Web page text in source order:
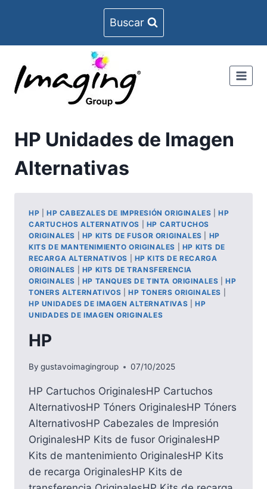
Buscar
HP Unidades de Imagen
Alternativas
HP HP CABEZALES DE IMPRESIÓN ORIGINALES |HP
CARTUCHOS ALTERNATIVOS
HP CARTUCHOS
ORIGINALES
HP KITS DE FUSOR ORIGINALES
HP
KITS DE MANTENIMIENTO ORIGINALES
HP KITS DE
RECARGA ALTERNATIVOS
HP KITS DE RECARGA
ORIGINALES
HP KITS DE TRANSFERENCIA
ORIGINALES
HP TANQUES DE TINTA ORIGINALES |HP
TONERS ALTERNATIVOS |HP TONERS ORIGINALES
HP UNIDADES DE IMAGEN ALTERNATIVAS |HP
UNIDADES DE IMAGEN ORIGINALES
HP
By gustavoimagingroup 07/10/2025
HP Cartuchos OriginalesHP Cartuchos
AlternativosHP Tóners OriginalesHP Tóners
AlternativosHP Cabezales de Impresión
OriginalesHP Kits de fusor OriginalesHP
Kits de mantenimiento OriginalesHP Kits
de recarga OriginalesHP Kits de